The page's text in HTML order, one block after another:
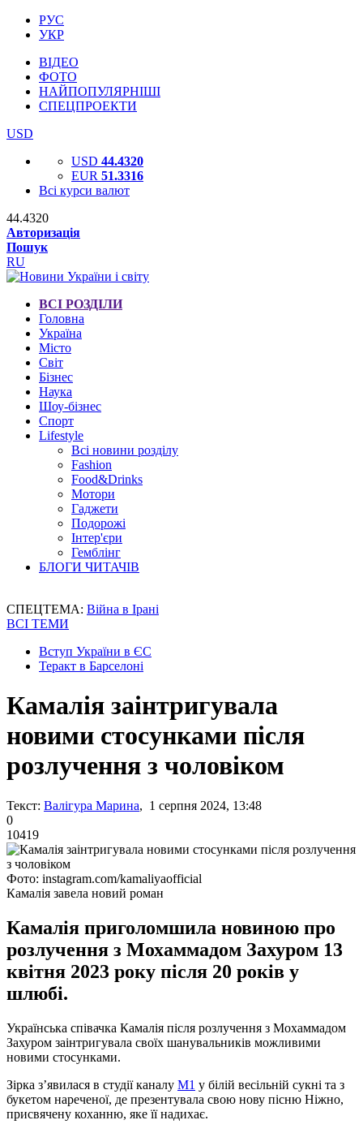
РУС
УКР
ВІДЕО
ФОТО
НАЙПОПУЛЯРНІШІ
СПЕЦПРОЕКТИ
USD
USD 44.4320
EUR 51.3316
Всі курси валют
44.4320
Авторизація
Пошук
RU
ВСІ РОЗДІЛИ
Головна
Україна
Місто
Світ
Бізнес
Наука
Шоу-бізнес
Спорт
Lifestyle
Всі новини розділу
Fashion
Food&Drinks
Мотори
Гаджети
Подорожі
Інтер'єри
Гемблінг
БЛОГИ ЧИТАЧІВ
СПЕЦТЕМА: Війна в Ірані
ВСІ ТЕМИ
Вступ України в ЄС
Теракт в Барселоні
Камалія заінтригувала
новими стосунками після
розлучення з чоловіком
Текст: Валігура Марина, 1 серпня 2024, 13:48
0
10419
Фото: instagram.com/kamaliyaofficial
Камалія завела новий роман
Камалія приголомшила новиною про
розлучення з Мохаммадом Захуром 13
квітня 2023 року після 20 років у
шлюбі.
Українська співачка Камалія після розлучення з Мохаммадом
Захуром заінтригувала своїх шанувальників можливими
новими стосунками.
Зірка з’явилася в студії каналу М1 у білій весільній сукні та з
букетом нареченої, де презентувала свою нову пісню Ніжно,
присвячену коханню, яке її надихає.